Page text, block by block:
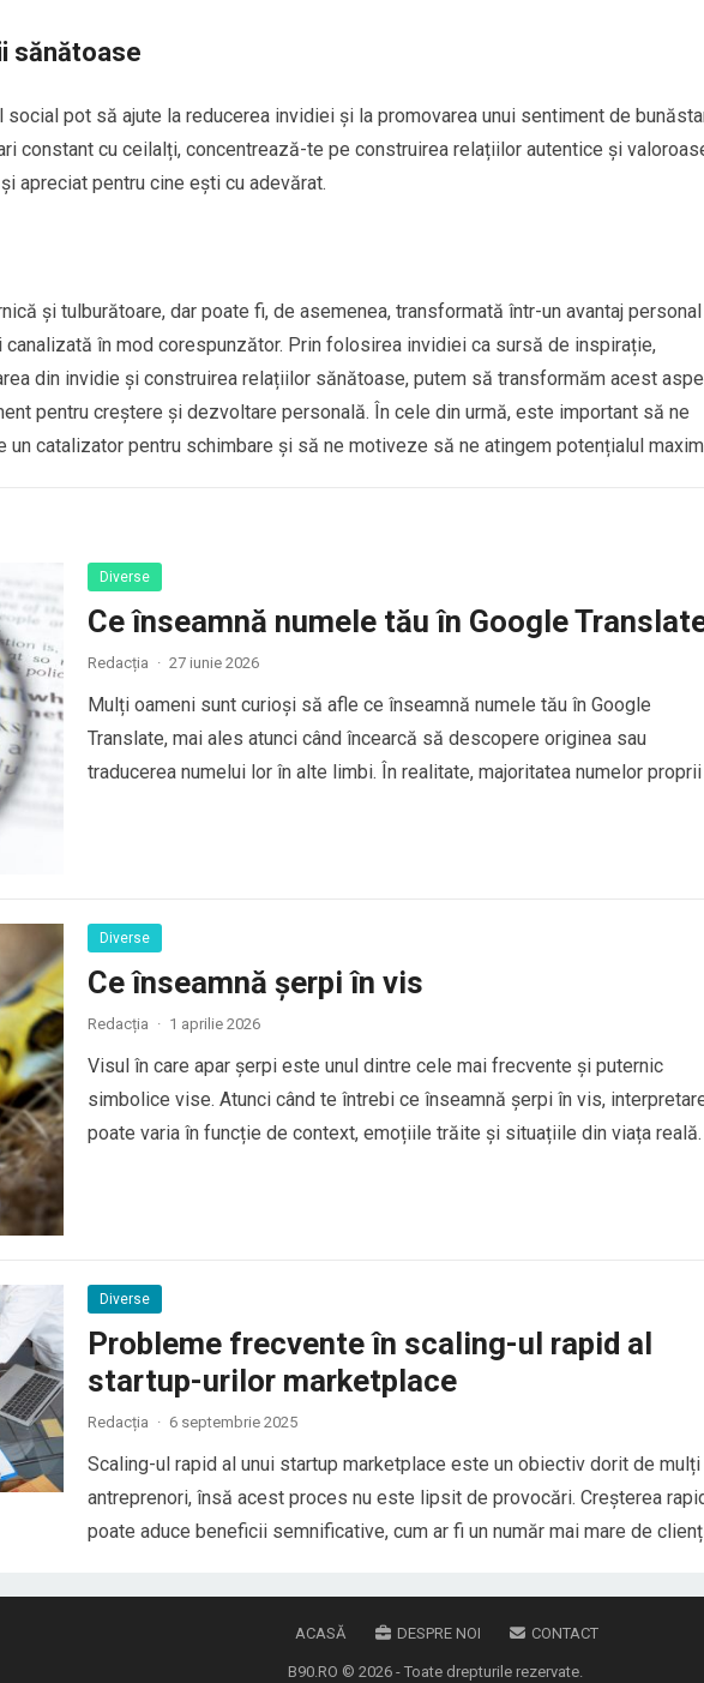
sănătoase
pot să ajute la reducerea invidiei și la promovarea unui sentiment de
constant cu ceilalți, concentrează-te pe construirea relațiilor autentice și
apreciat pentru cine ești cu adevărat.
și tulburătoare, dar poate fi, de asemenea, transformată într-un avantaj personal
în mod corespunzător. Prin folosirea invidiei ca sursă de inspirație,
din invidie și construirea relațiilor sănătoase, putem să transformăm acest
pentru creștere și dezvoltare personală. În cele din urmă, este important să ne
un catalizator pentru schimbare și să ne motiveze să ne atingem potențialul
Diverse
Ce înseamnă numele tău în Google
Redacția · 27 iunie 2026
Mulți oameni sunt curioși să afle ce înseamnă numele tău în Google
Translate, mai ales atunci când încearcă să descopere originea sau
traducerea numelui lor în alte limbi. În realitate, majoritatea numelor proprii
Diverse
Ce înseamnă șerpi în vis
Redacția · 1 aprilie 2026
Visul în care apar șerpi este unul dintre cele mai frecvente și puternic
simbolice vise. Atunci când te întrebi ce înseamnă șerpi în vis,
poate varia în funcție de context, emoțiile trăite și situațiile din viața
Diverse
Probleme frecvente în scaling-ul rapid al
startup-urilor marketplace
Redacția · 6 septembrie 2025
Scaling-ul rapid al unui startup marketplace este un obiectiv dorit de mulți
antreprenori, însă acest proces nu este lipsit de provocări. Creșterea
poate aduce beneficii semnificative, cum ar fi un număr mai mare de
afaceri care…
ACASĂ DESPRE NOI CONTACT
B90.RO © 2026 - Toate drepturile rezervate.